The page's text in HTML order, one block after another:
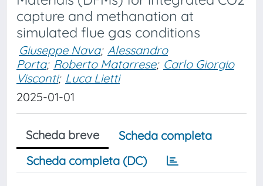
capture and methanation at
simulated flue gas conditions
Giuseppe Nava; Alessandro
Porta; Roberto Matarrese; Carlo Giorgio
Visconti; Luca Lietti
2025-01-01
Scheda breve
Scheda completa
Scheda completa (DC)